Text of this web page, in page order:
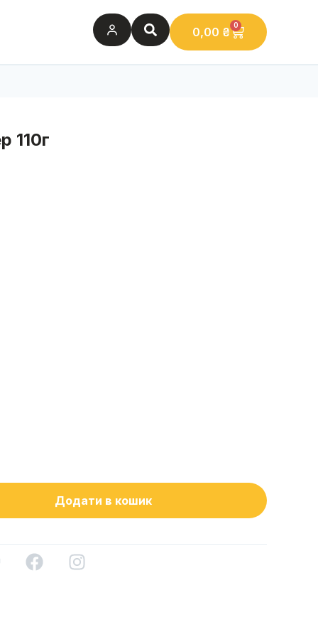
0,00 ₴ 0
110г
Додати в кошик